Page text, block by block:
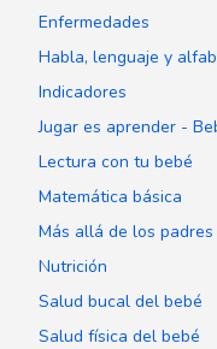
Enfermedades
Habla, lenguaje y
Indicadores
Jugar es aprender -
Lectura con tu bebé
Matemática básica
Más allá de los padres
Nutrición
Salud bucal del bebé
Salud física del bebé